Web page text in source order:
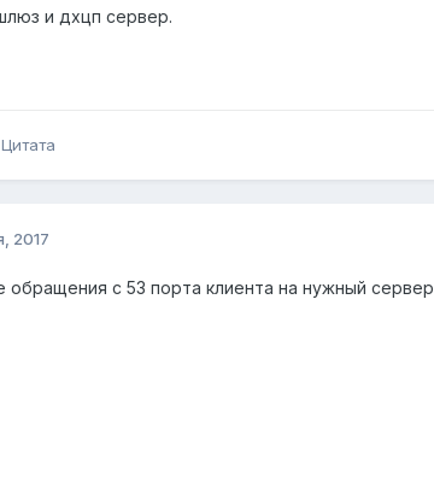
и дхцп сервер.
Цитата
2017
обращения с 53 порта клиента на нужный сервер